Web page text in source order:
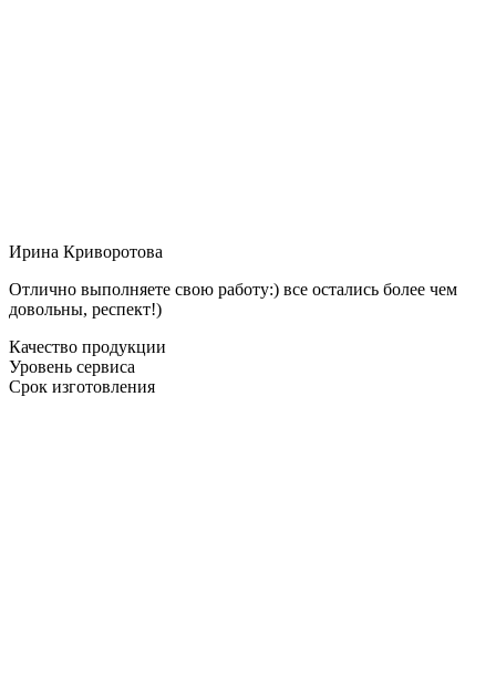
Ирина Криворотова
Отлично выполняете свою работу:) все остались более чем
довольны, респект!)
Качество продукции
Уровень сервиса
Срок изготовления